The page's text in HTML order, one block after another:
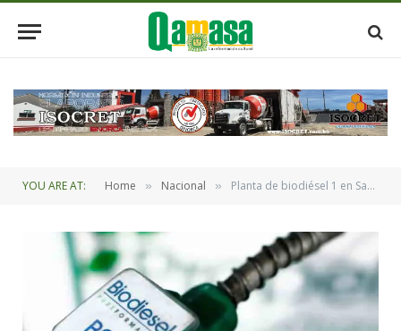
YOU ARE AT: Home » Nacional » Planta de biodiésel 1 en Santa Cruz inicia operaciones